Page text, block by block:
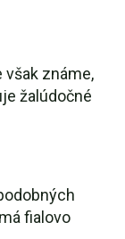
však známe,
žalúdočné
fialovo